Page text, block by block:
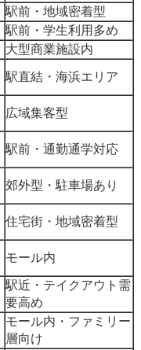
駅前・地域密着型
駅前・学生利用多め
大型商業施設内
駅直結・海浜エリア
広域集客型
駅前・通勤通学対応
郊外型・駐車場あり
住宅街・地域密着型
モール内
駅近・テイクアウト需
要高め
モール内・ファミリー
層向け